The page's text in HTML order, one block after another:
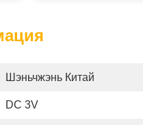
Шэньчжэнь Китай
DC 3V